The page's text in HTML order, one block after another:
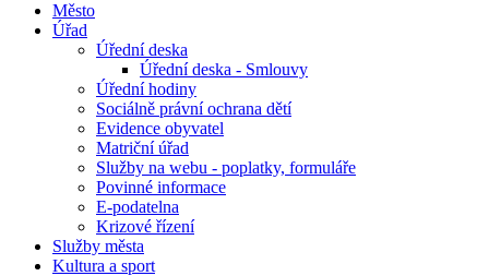
Město
Úřad
Úřední deska
Úřední deska - Smlouvy
Úřední hodiny
Sociálně právní ochrana dětí
Evidence obyvatel
Matriční úřad
Služby na webu - poplatky, formuláře
Povinné informace
E-podatelna
Krizové řízení
Služby města
Kultura a sport